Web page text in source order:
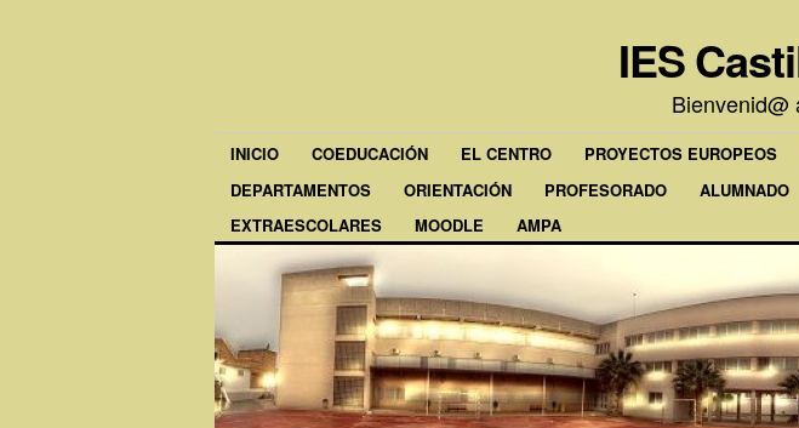
IES
Bienvenid@
INICIO COEDUCACIÓN EL CENTRO PROYECTOS EUROPEOS
DEPARTAMENTOS
ORIENTACIÓN PROFESORADO ALUMNADO
EXTRAESCOLARES
MOODLE AMPA